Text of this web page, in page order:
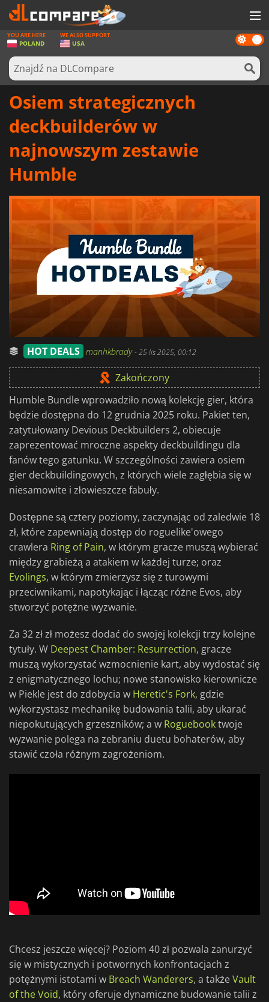
GRY
KARTY DO GIER
OPROGRAMOWANIE
AKTUALNOŚCI
Dark
mode
YOU ARE HERE
POLAND
WE ALSO SUPPORT
USA
Osiem strategicznych
deckbuilderów w
najnowszym zestawie
Humble
HOT DEALS manhkbrady-25 lis 2025, 00:12
Zakończony
Humble Bundle wprowadziło nową kolekcję gier, która
będzie dostępna do 12 grudnia 2025 roku. Pakiet ten,
zatytułowany Devious Deckbuilders 2, obiecuje
zaprezentować mroczne aspekty deckbuildingu dla
fanów tego gatunku. W szczególności zawiera osiem
gier deckbuildingowych, z których wiele zagłębia się w
niesamowite i złowieszcze fabuły.
Dostępne są cztery poziomy, zaczynając od zaledwie 18
zł, które zapewniają dostęp do roguelike'owego
crawlera Ring of Pain, w którym gracze muszą wybierać
między grabieżą a atakiem w każdej turze; oraz
Evolings, w którym zmierzysz się z turowymi
przeciwnikami, napotykając i łącząc różne Evos, aby
stworzyć potężne wyzwanie.
Za 32 zł zł możesz dodać do swojej kolekcji trzy kolejne
tytuły. W Deepest Chamber: Resurrection, gracze
muszą wykorzystać wzmocnienie kart, aby wydostać się
z enigmatycznego lochu; nowe stanowisko kierownicze
w Piekle jest do zdobycia w Heretic's Fork, gdzie
wykorzystasz mechanikę budowania talii, aby ukarać
niepokutujących grzeszników; a w Roguebooktwoje
wyzwanie polega na zebraniu duetu bohaterów, aby
stawić czoła różnym zagrożeniom.
Chcesz jeszcze więcej? Poziom 40 zł pozwala zanurzyć
się w mistycznych i potwornych konfrontacjach z
potężnymi istotami w Breach Wanderers, a takżeVault
of the Void, który oferuje dynamiczne budowanie talii z